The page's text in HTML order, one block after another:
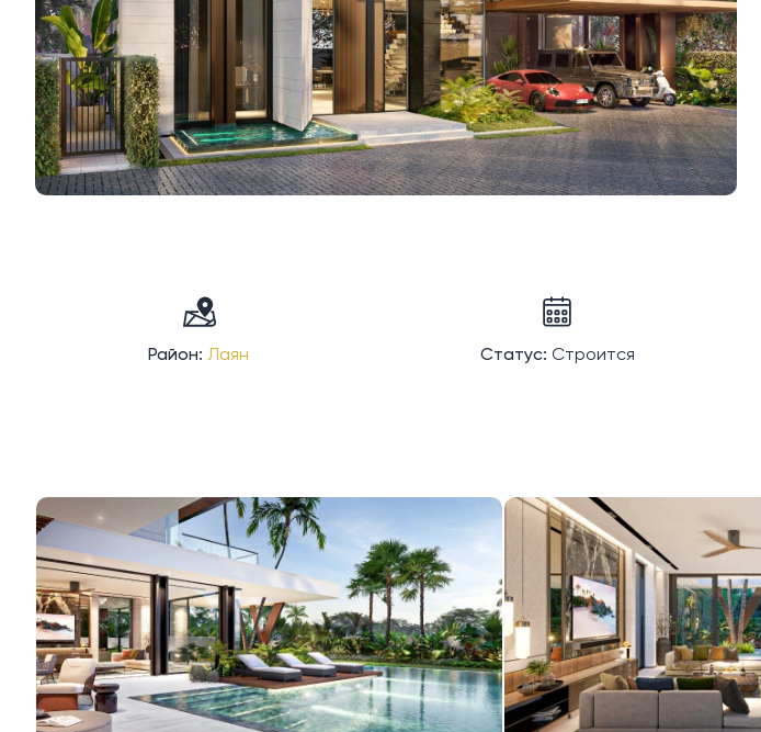
Район: Лаян Статус: Строится